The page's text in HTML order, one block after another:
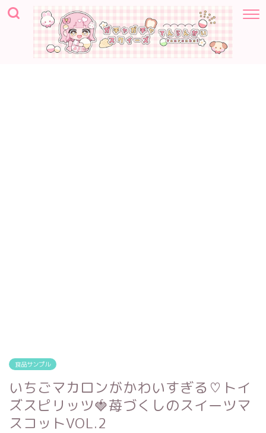
食品サンプル
いちごマカロンがかわいすぎる♡トイ
ズスピリッツ🍓苺づくしのスイーツマ
スコットVOL.2